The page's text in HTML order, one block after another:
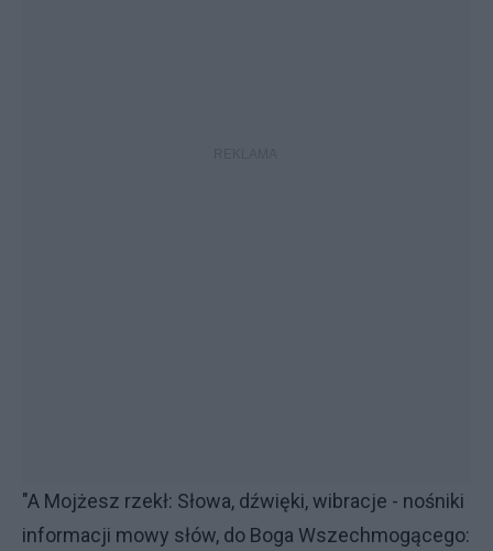
"A Mojżesz rzekł: Słowa, dźwięki, wibracje - nośniki
informacji mowy słów, do Boga Wszechmogącego: